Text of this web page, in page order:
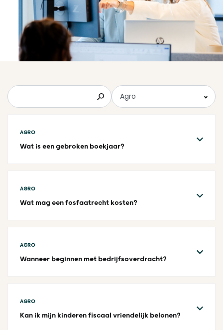
Zoeken
Agro
AGRO
Wat is een gebroken boekjaar?
AGRO
Wat mag een fosfaatrecht kosten?
AGRO
Wanneer beginnen met bedrijfsoverdracht?
AGRO
Kan ik mijn kinderen fiscaal vriendelijk belonen?